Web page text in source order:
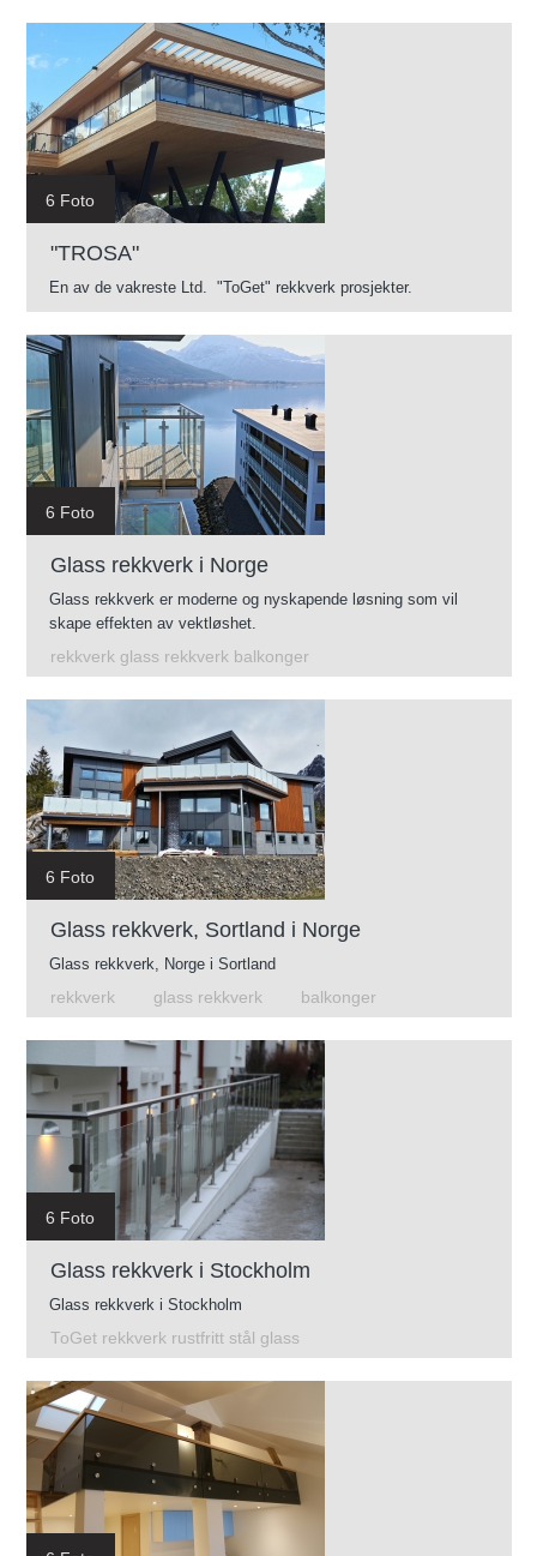
6 Foto
"TROSA"
En av de vakreste Ltd. "ToGet" rekkverk prosjekter.
6 Foto
Glass rekkverk i Norge
Glass rekkverk er moderne og nyskapende løsning som vil
skape effekten av vektløshet.
rekkverk glass rekkverk balkonger
6 Foto
Glass rekkverk, Sortland i Norge
Glass rekkverk, Norge i Sortland
rekkverk
glass rekkverk balkonger
6 Foto
Glass rekkverk i Stockholm
Glass rekkverk i Stockholm
ToGet rekkverk rustfritt stål glass